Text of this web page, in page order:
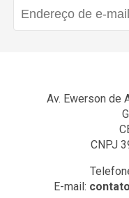
Av. Ewerson de
CNPJ
E-mail: